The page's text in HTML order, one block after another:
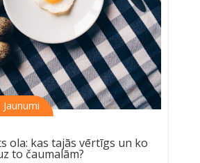
ola: kas tajās vērtīgs un ko
to čaumalām?